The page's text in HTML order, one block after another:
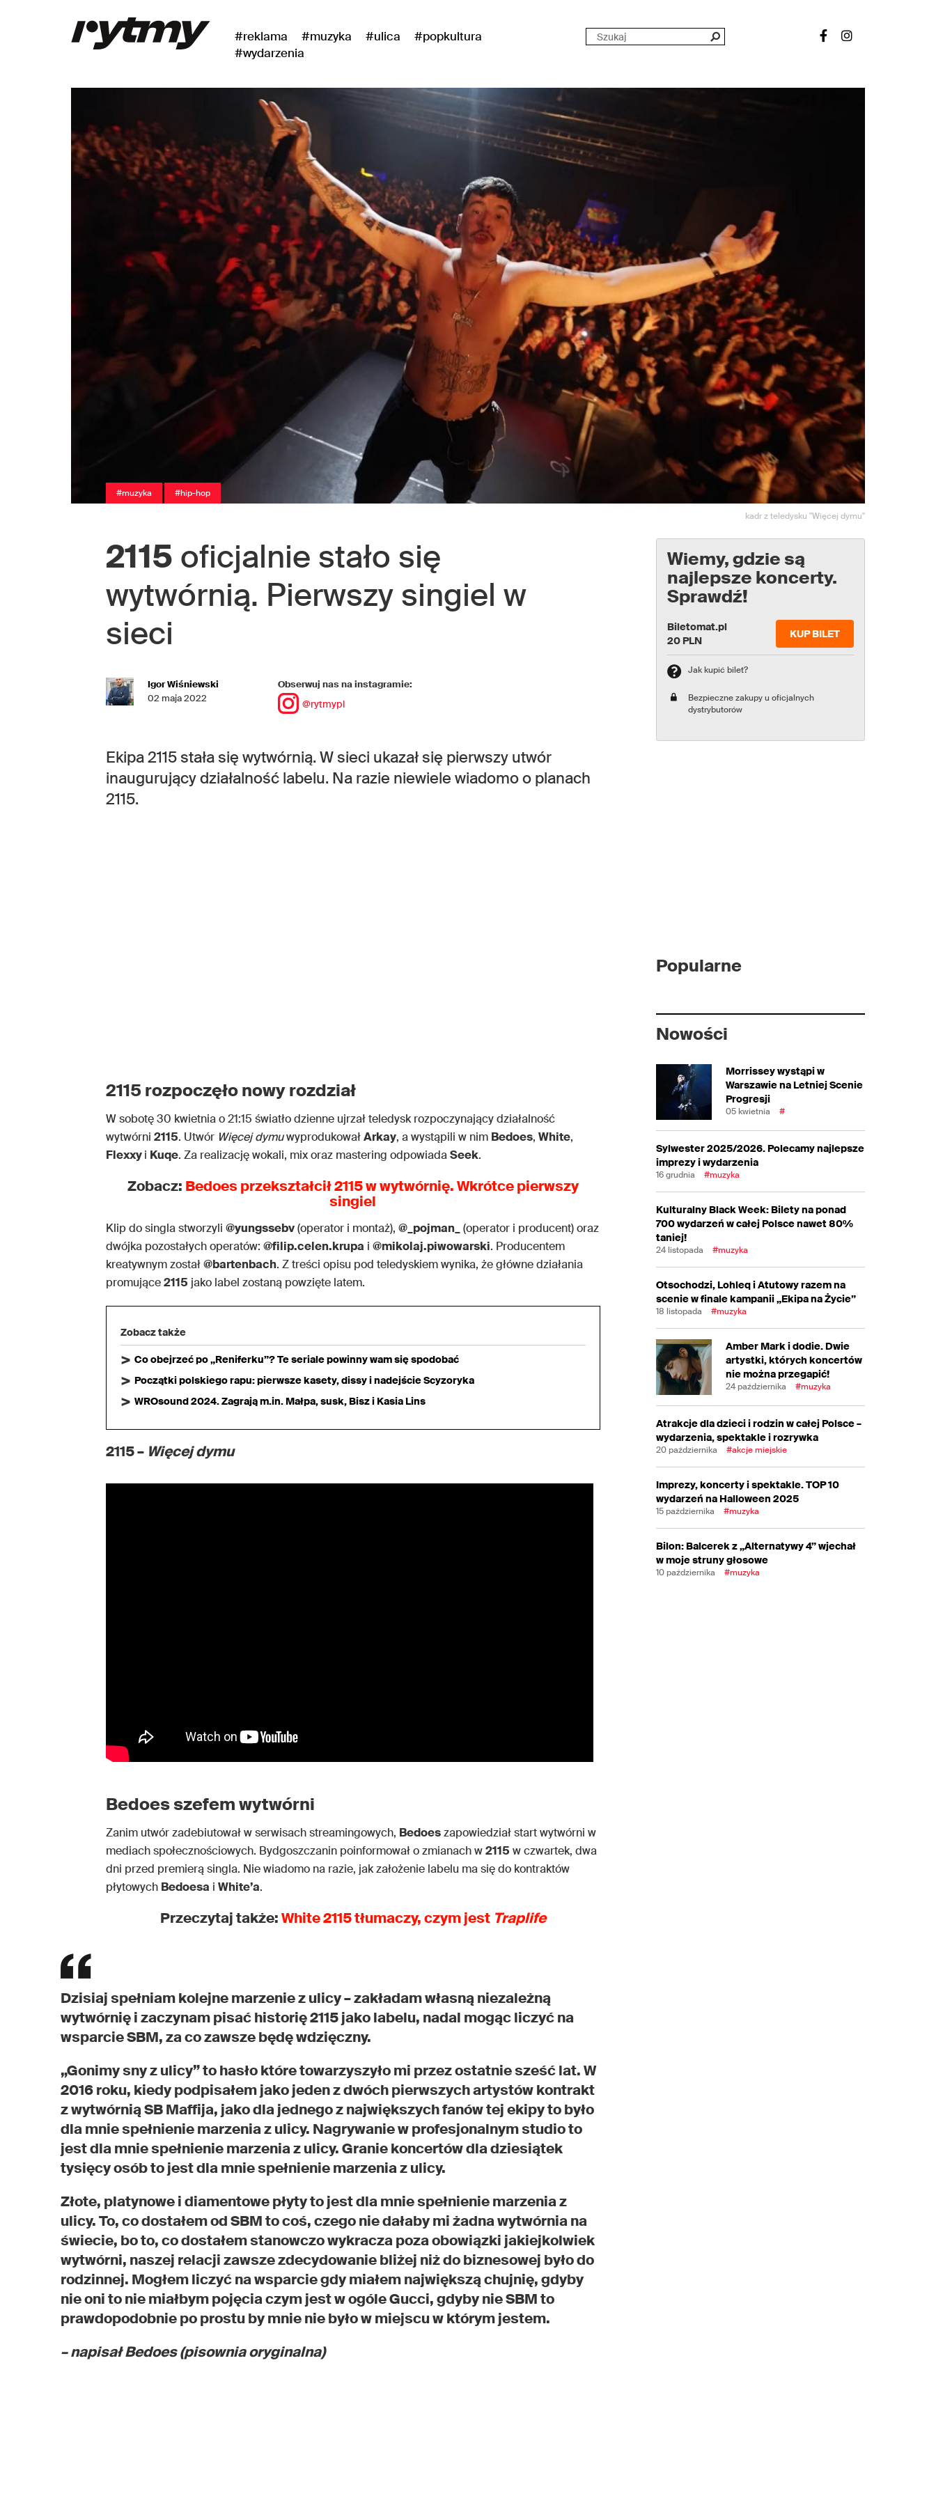
#reklama #muzyka #ulica
#popkultura
#wydarzenia
#muzyka #hip-hop
kadr z teledysku "Więcej dymu"
2115 oficjalnie stało się
wytwórnią. Pierwszy singiel w
sieci
Igor Wiśniewski
02 maja 2022
Obserwuj nas na instagramie:
@rytmypl
Ekipa 2115 stała się wytwórnią. W sieci ukazał się pierwszy utwór
inaugurujący działalność labelu. Na razie niewiele wiadomo o planach
2115.
2115 rozpoczęło nowy rozdział
W sobotę 30 kwietnia o 21:15 światło dzienne ujrzał teledysk rozpoczynający działalność
wytwórni 2115. Utwór Więcej dymuwyprodukowałArkay, a wystąpili w nim Bedoes, White,
Flexxyi Kuqe. Za realizację wokali, mix oraz mastering odpowiadaSeek.
Zobacz: Bedoes przekształcił 2115 w wytwórnię. Wkrótce pierwszy
singiel
Klip do singla stworzyli @yungssebv(operator i montaż), @_pojman_ (operator i producent) oraz
dwójka pozostałych operatów: @filip.celen.krupa i @mikolaj.piwowarski. Producentem
kreatywnym został@bartenbach. Z treści opisu pod teledyskiem wynika, że główne działania
promujące2115 jako label zostaną powzięte latem.
Zobacz także
Co obejrzeć po „Reniferku”? Te seriale powinny wam się spodobać
Początki polskiego rapu: pierwsze kasety, dissy i nadejście Scyzoryka
WROsound 2024. Zagrają m.in. Małpa, susk, Bisz i Kasia Lins
2115 – Więcej dymu
Bedoes szefem wytwórni
Zanim utwór zadebiutował w serwisach streamingowych, Bedoeszapowiedział start wytwórni w
mediach społecznościowych. Bydgoszczanin poinformował o zmianach w2115 w czwartek, dwa
dni przed premierą singla. Nie wiadomo na razie, jak założenie labelu ma się do kontraktów
płytowych Bedoesa i White’a.
Przeczytaj także:White 2115 tłumaczy, czym jest Traplife
Dzisiaj spełniam kolejne marzenie z ulicy – zakładam własną niezależną
wytwórnię i zaczynam pisać historię 2115 jako labelu, nadal mogąc liczyć na
wsparcie SBM, za co zawsze będę wdzięczny.
„Gonimy sny z ulicy” to hasło które towarzyszyło mi przez ostatnie sześć lat. W
2016 roku, kiedy podpisałem jako jeden z dwóch pierwszych artystów kontrakt
z wytwórnią SB Maffija, jako dla jednego z największych fanów tej ekipy to było
dla mnie spełnienie marzenia z ulicy. Nagrywanie w profesjonalnym studio to
jest dla mnie spełnienie marzenia z ulicy. Granie koncertów dla dziesiątek
tysięcy osób to jest dla mnie spełnienie marzenia z ulicy.
Złote, platynowe i diamentowe płyty to jest dla mnie spełnienie marzenia z
ulicy. To, co dostałem od SBM to coś, czego nie dałaby mi żadna wytwórnia na
świecie, bo to, co dostałem stanowczo wykracza poza obowiązki jakiejkolwiek
wytwórni, naszej relacji zawsze zdecydowanie bliżej niż do biznesowej było do
rodzinnej. Mogłem liczyć na wsparcie gdy miałem największą chujnię, gdyby
nie oni to nie miałbym pojęcia czym jest w ogóle Gucci, gdyby nie SBM to
prawdopodobnie po prostu by mnie nie było w miejscu w którym jestem.
– napisał Bedoes (pisownia oryginalna)
Wiemy, gdzie są
najlepsze koncerty.
Sprawdź!
Biletomat.pl
20 PLN
KUP BILET
Jak kupić bilet?
Bezpieczne zakupy u oficjalnych
dystrybutorów
Popularne
Nowości
Morrissey wystąpi w
Warszawie na Letniej Scenie
Progresji
05 kwietnia #
Sylwester 2025/2026. Polecamy najlepsze
imprezy i wydarzenia
16 grudnia #muzyka
Kulturalny Black Week: Bilety na ponad
700 wydarzeń w całej Polsce nawet 80%
taniej!
24 listopada #muzyka
Otsochodzi, Lohleq i Atutowy razem na
scenie w finale kampanii „Ekipa na Życie”
18 listopada #muzyka
Amber Mark i dodie. Dwie
artystki, których koncertów
nie można przegapić!
24 października #muzyka
Atrakcje dla dzieci i rodzin w całej Polsce –
wydarzenia, spektakle i rozrywka
20 października #akcje miejskie
Imprezy, koncerty i spektakle. TOP 10
wydarzeń na Halloween 2025
15 października #muzyka
Bilon: Balcerek z „Alternatywy 4” wjechał
w moje struny głosowe
10 października #muzyka